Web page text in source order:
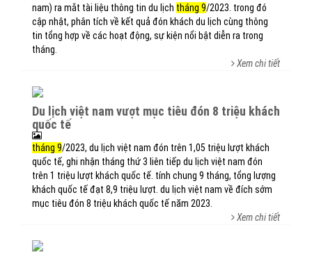
nam) ra mắt tài liệu thông tin du lịch tháng 9/2023. trong đó
cập nhật, phân tích về kết quả đón khách du lịch cùng thông
tin tổng hợp về các hoạt động, sự kiện nổi bật diễn ra trong
tháng.
Xem chi tiết
du lịch việt nam vượt mục tiêu đón 8 triệu khách
quốc tế
tháng 9/2023, du lịch việt nam đón trên 1,05 triệu lượt khách
quốc tế, ghi nhận tháng thứ 3 liên tiếp du lịch việt nam đón
trên 1 triệu lượt khách quốc tế. tính chung 9 tháng, tổng lượng
khách quốc tế đạt 8,9 triệu lượt. du lịch việt nam về đích sớm
mục tiêu đón 8 triệu khách quốc tế năm 2023.
Xem chi tiết